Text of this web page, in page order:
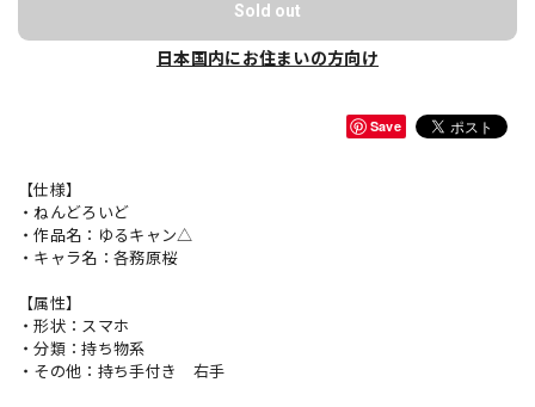
Sold out
日本国内にお住まいの方向け
Save
【仕様】
・ねんどろいど
・作品名：ゆるキャン△
・キャラ名：各務原桜
【属性】
・形状：スマホ
・分類：持ち物系
・その他：持ち手付き 右手